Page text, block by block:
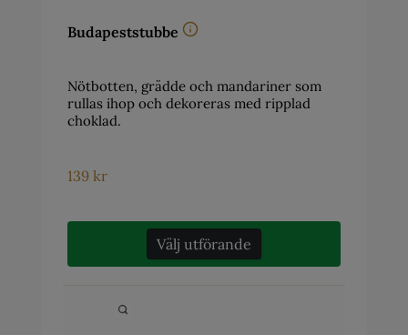
Budapeststubbe
Nötbotten, grädde och mandariner som
rullas ihop och dekoreras med ripplad
choklad.
139 kr
Välj utförande